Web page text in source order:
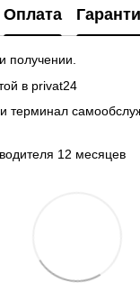
Оплата
получении.
в privat24
терминал
12 месяцев